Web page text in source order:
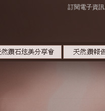
訂閱電子資訊